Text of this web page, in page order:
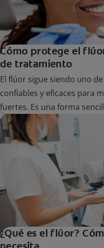
Cómo protege el
de tratamiento
El flúor sigue siendo uno
confiables y eficaces para
fuertes. Es una forma
sonrisa a largo plazo en
¿Qué es el flúor?